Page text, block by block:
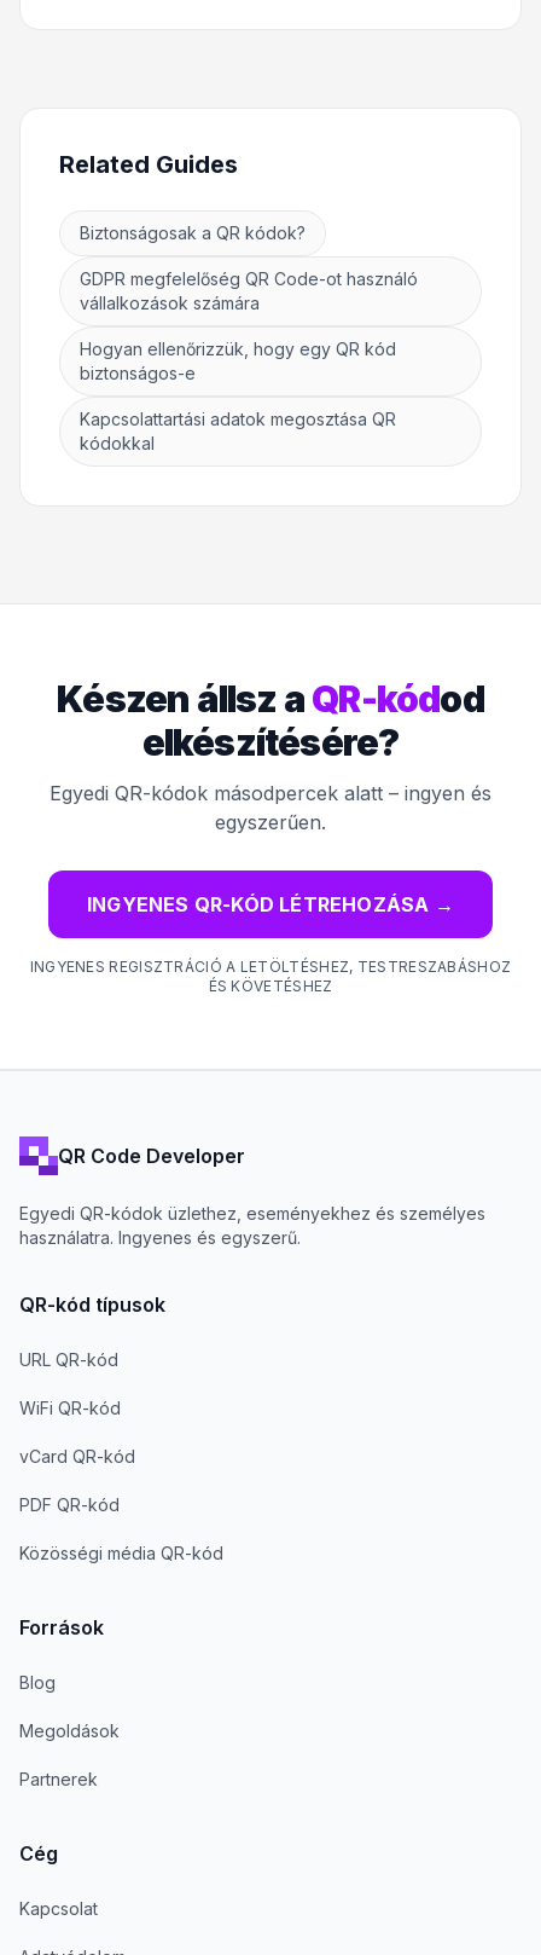
Related Guides
Biztonságosak a QR kódok?
GDPR megfelelőség QR Code-ot használó
vállalkozások számára
Hogyan ellenőrizzük, hogy egy QR kód
biztonságos-e
Kapcsolattartási adatok megosztása QR
kódokkal
Készen állsz aQR-kódod
elkészítésére?
Egyedi QR-kódok másodpercek alatt – ingyen és
egyszerűen.
INGYENES QR-KÓD LÉTREHOZÁSA →
INGYENES REGISZTRÁCIÓ A LETÖLTÉSHEZ, TESTRESZABÁSHOZ
ÉS KÖVETÉSHEZ
QR Code Developer
Egyedi QR-kódok üzlethez, eseményekhez és személyes
használatra. Ingyenes és egyszerű.
QR-kód típusok
URL QR-kód
WiFi QR-kód
vCard QR-kód
PDF QR-kód
Közösségi média QR-kód
Források
Blog
Megoldások
Partnerek
Cég
Kapcsolat